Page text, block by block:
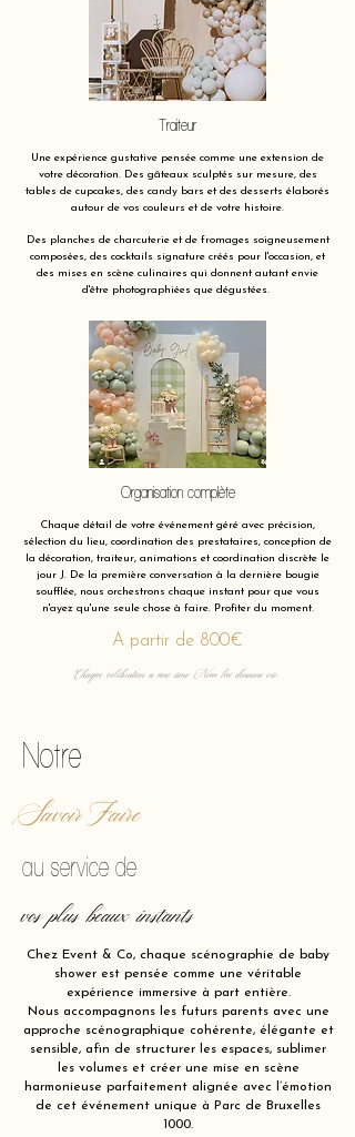
Traiteur
Une expérience gustative pensée comme une extension de
votre décoration. Des gâteaux sculptés sur mesure, des
tables de cupcakes, des candy bars et des desserts élaborés
autour de vos couleurs et de votre histoire.
Des planches de charcuterie et de fromages soigneusement
composées, des cocktails signature créés pour l'occasion, et
des mises en scène culinaires qui donnent autant envie
d'être photographiées que dégustées.
Organisation complète
Chaque détail de votre événement géré avec précision,
sélection du lieu, coordination des prestataires, conception de
la décoration, traiteur, animations et coordination discrète le
jour J. De la première conversation à la dernière bougie
soufflée, nous orchestrons chaque instant pour que vous
n'ayez qu'une seule chose à faire. Profiter du moment.
A partir de 800€
Chaque célébration a une âme. Nous lui donnons vie.
Notre
Savoir Faire
au service de
vos plus beaux instants
Chez Event & Co, chaque scénographie de baby
shower est pensée comme une véritable
expérience immersive à part entière.
Nous accompagnons les futurs parents avec une
approche scénographique cohérente, élégante et
sensible, afin de structurer les espaces, sublimer
les volumes et créer une mise en scène
harmonieuse parfaitement alignée avec l’émotion
de cet événement unique à Parc de Bruxelles
1000.